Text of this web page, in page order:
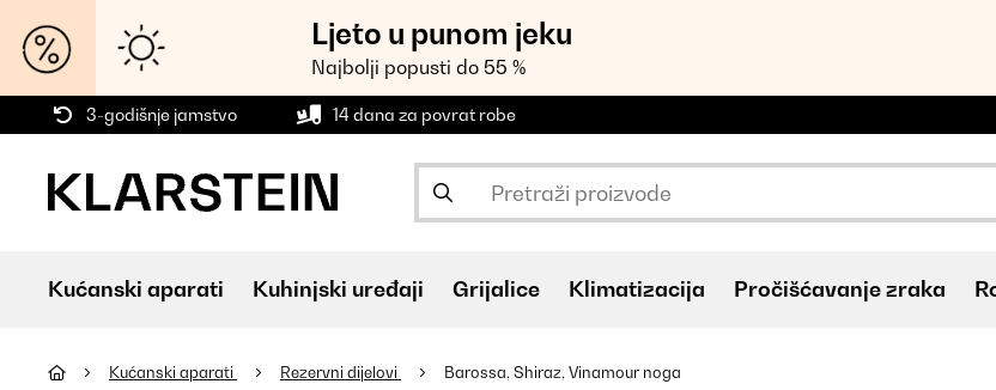
Ljeto u punom jeku
Najbolji popusti do 55 %
3-godišnje jamstvo 14 dana za povrat robe
Kućanski aparati Kuhinjski uređaji Grijalice Klimatizacija Pročišćavanje zraka
Kućanski aparati Rezervni dijelovi Barossa, Shiraz, Vinamour noga